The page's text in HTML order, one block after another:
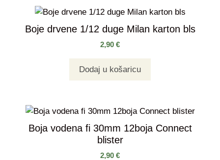
Boje drvene 1/12 duge Milan karton bls
2,90 €
Dodaj u košaricu
Boja vodena fi 30mm 12boja Connect
blister
2,90 €